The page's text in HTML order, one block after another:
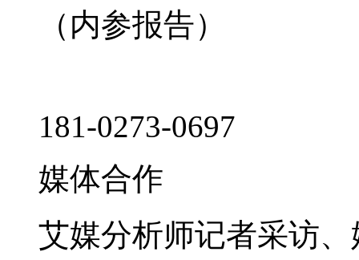
（内参报告）
181-0273-0697
媒体合作
艾媒分析师记者采访